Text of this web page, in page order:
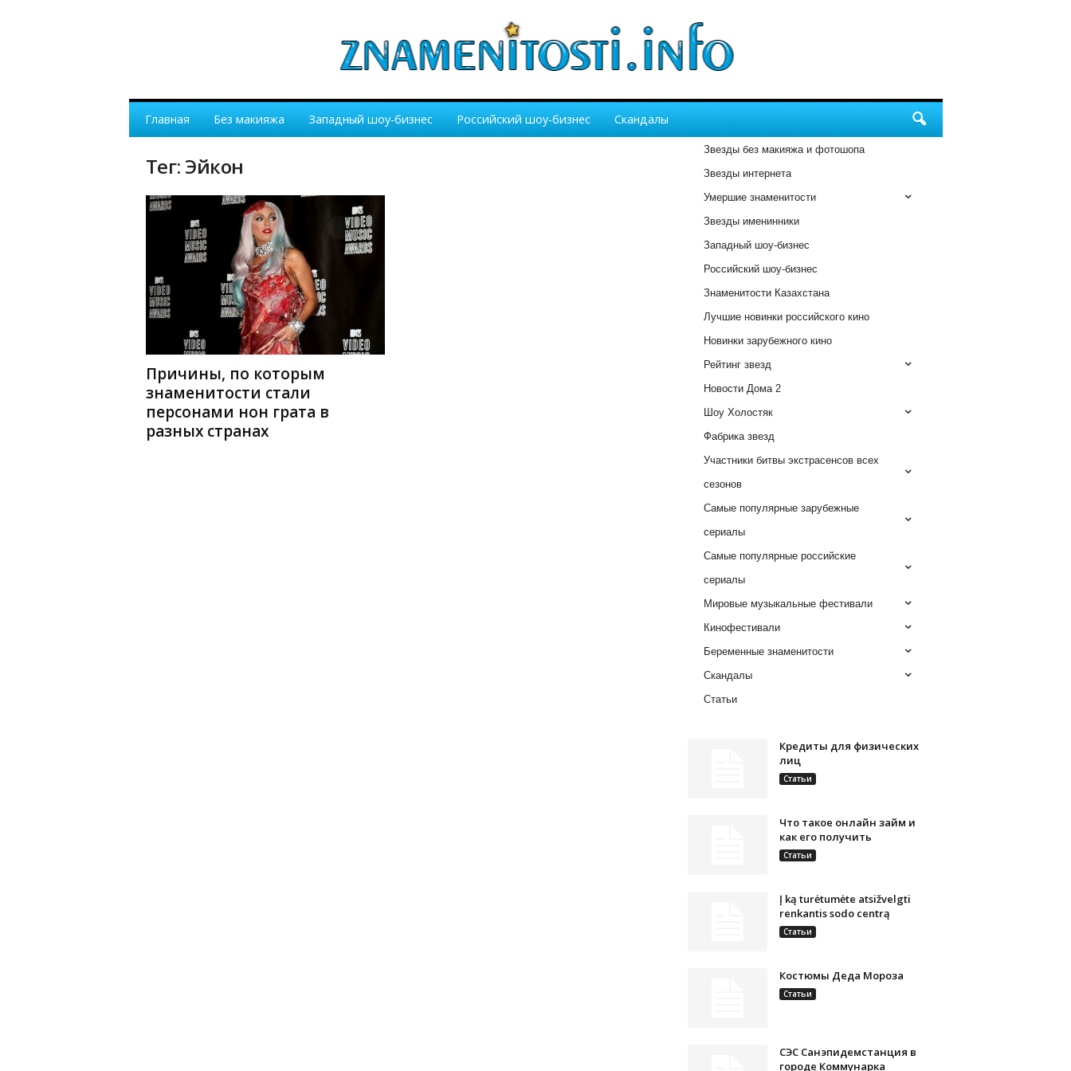
Главная Без макияжа Западный шоу-бизнес Российский шоу-бизнес Скандалы
Тег: Эйкон
Причины, по которым
знаменитости стали
персонами нон грата в
разных странах
Звезды без макияжа и фотошопа
Звезды интернета
Умершие знаменитости
Звезды именинники
Западный шоу-бизнес
Российский шоу-бизнес
Знаменитости Казахстана
Лучшие новинки российского кино
Новинки зарубежного кино
Рейтинг звезд
Новости Дома 2
Шоу Холостяк
Фабрика звезд
Участники битвы экстрасенсов всех
сезонов
Самые популярные зарубежные
сериалы
Самые популярные российские
сериалы
Мировые музыкальные фестивали
Кинофестивали
Беременные знаменитости
Скандалы
Статьи
Кредиты для физических
лиц
Статьи
Что такое онлайн займ и
как его получить
Статьи
Į ką turėtumėte atsižvelgti
renkantis sodo centrą
Статьи
Костюмы Деда Мороза
Статьи
СЭС Санэпидемстанция в
городе Коммунарка